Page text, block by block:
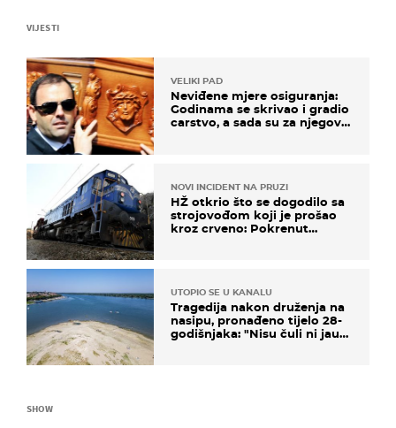
VIJESTI
VELIKI PAD
Neviđene mjere osiguranja:
Godinama se skrivao i gradio
carstvo, a sada su za njegovo
NOVI INCIDENT NA PRUZI
HŽ otkrio što se dogodilo sa
strojovođom koji je prošao
kroz crveno: Pokrenut
UTOPIO SE U KANALU
Tragedija nakon druženja na
nasipu, pronađeno tijelo 28-
godišnjaka: "Nisu čuli ni jauk
SHOW